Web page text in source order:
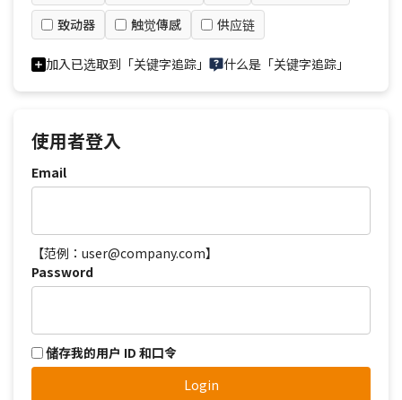
致动器 触觉傳感 供应链
加入已选取到「关键字追踪」 什么是「关键字追踪」
使用者登入
Email
【范例：user@company.com】
Password
储存我的用户 ID 和口令
Login